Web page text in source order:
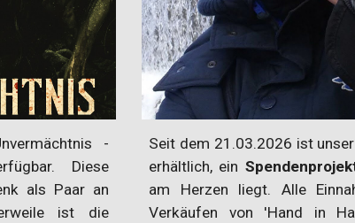
-
Diese
als Paar an
ist die
Seit dem 21.03.2026 ist
erhältlich, ein
am Herzen liegt. Alle
Verkäufen von 'Hand in